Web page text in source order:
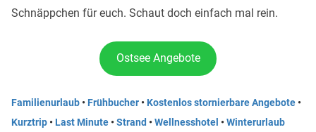
Schnäppchen für euch. Schaut doch einfach mal rein.
Ostsee Angebote
Familienurlaub • Frühbucher • Kostenlos stornierbare Angebote •
Kurztrip • Last Minute •Strand •Wellnesshotel •Winterurlaub